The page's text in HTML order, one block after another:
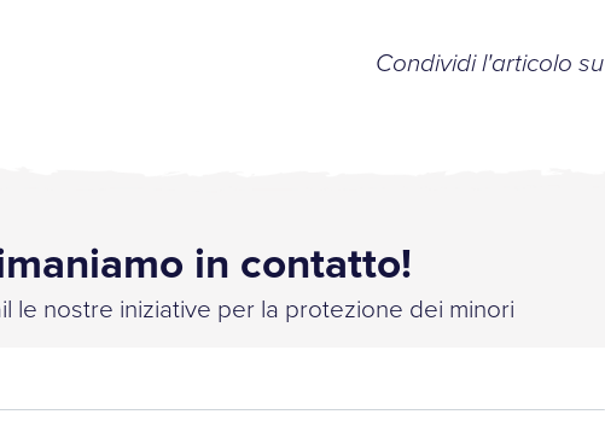
Condividi l'articolo su
in contatto!
le nostre iniziative per la protezione dei minori